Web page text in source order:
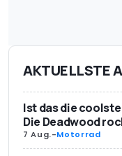
AKTUELLSTE
Ist das die
Die Deadwood
7 Aug.-Motorrad